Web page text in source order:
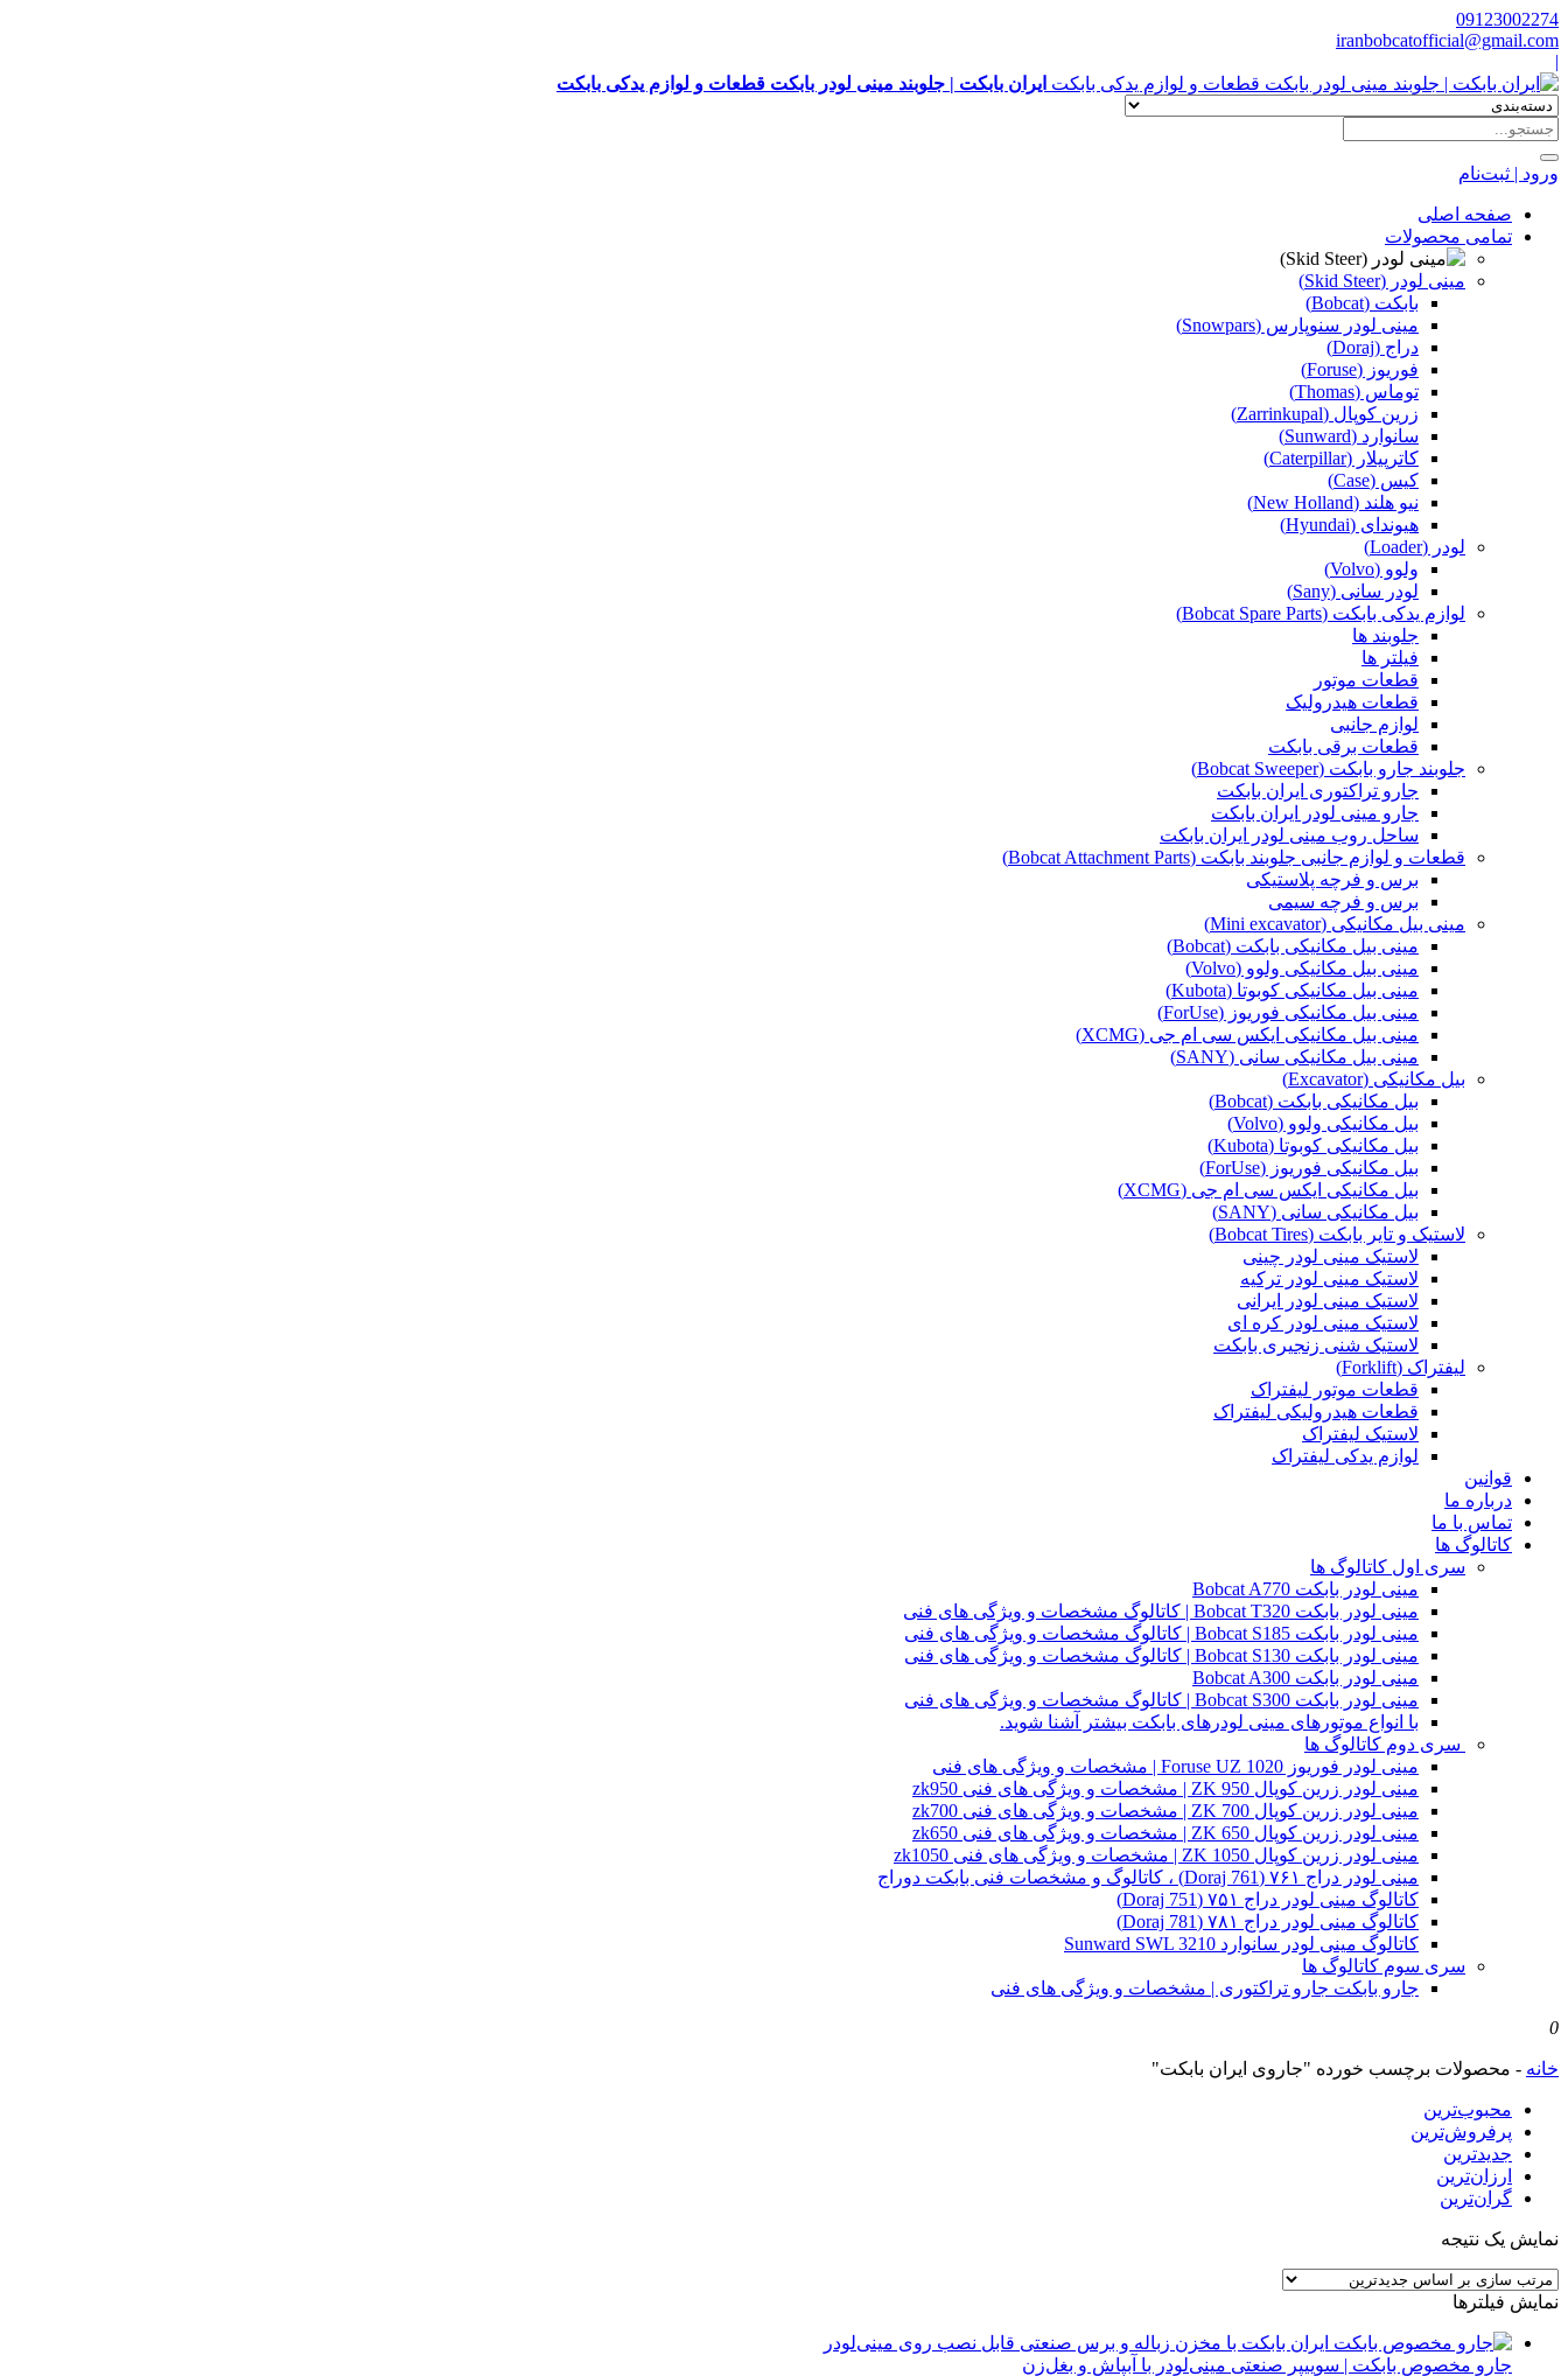
09123002274
iranbobcatofficial@gmail.com
|
ایران بابکت | جلوبند مینی لودر بابکت قطعات و لوازم یدکی بابکت
ورود | ثبت‌نام
صفحه اصلی
تمامی محصولات
مینی لودر (Skid Steer)
بابکت (Bobcat)
مینی لودر سنوپارس (Snowpars)
دراج (Doraj)
فوریوز (Foruse)
توماس (Thomas)
زرین کوپال (Zarrinkupal)
سانوارد (Sunward)
کاترپیلار (Caterpillar)
کیس (Case)
نیو هلند (New Holland)
هیوندای (Hyundai)
لودر (Loader)
ولوو (Volvo)
لودر سانی (Sany)
لوازم یدکی بابکت (Bobcat Spare Parts)
جلوبند ها
فیلتر ها
قطعات موتور
قطعات هیدرولیک
لوازم جانبی
قطعات برقی بابکت
جلوبند جارو بابکت (Bobcat Sweeper)
جارو تراکتوری ایران بابکت
جارو مینی لودر ایران بابکت
ساحل روب مینی لودر ایران بابکت
قطعات و لوازم جانبی جلوبند بابکت (Bobcat Attachment Parts)
برس و فرچه پلاستیکی
برس و فرچه سیمی
مینی بیل مکانیکی (Mini excavator)
مینی بیل مکانیکی بابکت (Bobcat)
مینی بیل مکانیکی ولوو (Volvo)
مینی بیل مکانیکی کوبوتا (Kubota)
مینی بیل مکانیکی فوریوز (ForUse)
مینی بیل مکانیکی ایکس سی ام جی (XCMG)
مینی بیل مکانیکی سانی (SANY)
بیل مکانیکی (Excavator)
بیل مکانیکی بابکت (Bobcat)
بیل مکانیکی ولوو (Volvo)
بیل مکانیکی کوبوتا (Kubota)
بیل مکانیکی فوریوز (ForUse)
بیل مکانیکی ایکس سی ام جی (XCMG)
بیل مکانیکی سانی (SANY)
لاستیک و تایر بابکت (Bobcat Tires)
لاستیک مینی لودر چینی
لاستیک مینی لودر ترکیه
لاستیک مینی لودر ایرانی
لاستیک مینی لودر کره ای
لاستیک شنی زنجیری بابکت
لیفتراک (Forklift)
قطعات موتور لیفتراک
قطعات هیدرولیکی لیفتراک
لاستیک لیفتراک
لوازم یدکی لیفتراک
قوانین
درباره ما
تماس با ما
کاتالوگ ها
سری اول کاتالوگ ها
مینی لودر بابکت Bobcat A770
مینی لودر بابکت Bobcat T320 | کاتالوگ مشخصات و ویژگی های فنی
مینی لودر بابکت Bobcat S185 | کاتالوگ مشخصات و ویژگی های فنی
مینی لودر بابکت Bobcat S130 | کاتالوگ مشخصات و ویژگی های فنی
مینی لودر بابکت Bobcat A300
مینی لودر بابکت Bobcat S300 | کاتالوگ مشخصات و ویژگی های فنی
با انواع موتورهای مینی لودرهای بابکت بیشتر آشنا شوید.
سری دوم کاتالوگ ها
مینی لودر فوریوز Foruse UZ 1020 | مشخصات و ویژگی های فنی
مینی لودر زرین کوپال ZK 950 | مشخصات و ویژگی های فنی zk950
مینی لودر زرین کوپال ZK 700 | مشخصات و ویژگی های فنی zk700
مینی لودر زرین کوپال ZK 650 | مشخصات و ویژگی های فنی zk650
مینی لودر زرین کوپال ZK 1050 | مشخصات و ویژگی های فنی zk1050
مینی لودر دراج ۷۶۱ (Doraj 761) ، کاتالوگ و مشخصات فنی بابکت دوراج
کاتالوگ مینی لودر دراج ۷۵۱ (Doraj 751)
کاتالوگ مینی لودر دراج ۷۸۱ (Doraj 781)
کاتالوگ مینی لودر سانوارد Sunward SWL 3210
سری سوم کاتالوگ ها
جارو بابکت جارو تراکتوری | مشخصات و ویژگی های فنی
0
خانه - محصولات برچسب خورده "جاروی ایران بابکت"
محبوب‌ترین
پرفروش‌ترین
جدیدترین
ارزان‌ترین
گران‌ترین
نمایش یک نتیجه
نمایش فیلترها
جارو مخصوص بابکت | سوییپر صنعتی مینی‌لودر با آبپاش و بغل‌زن